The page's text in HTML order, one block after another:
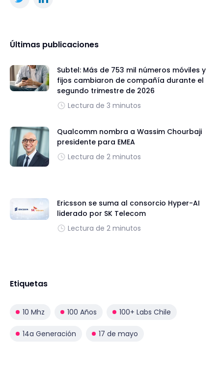
Últimas publicaciones
Subtel: Más de 753 mil números móviles y
fijos cambiaron de compañía durante el
segundo trimestre de 2026
Lectura de 3 minutos
Qualcomm nombra a Wassim Chourbaji
presidente para EMEA
Lectura de 2 minutos
Ericsson se suma al consorcio Hyper-AI
liderado por SK Telecom
Lectura de 2 minutos
Etiquetas
10 Mhz 100 Años 100+ Labs Chile
14a Generación 17 de mayo